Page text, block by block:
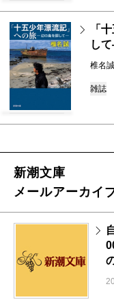
「
し
椎名
雑誌
新潮文庫
メールアーカイ